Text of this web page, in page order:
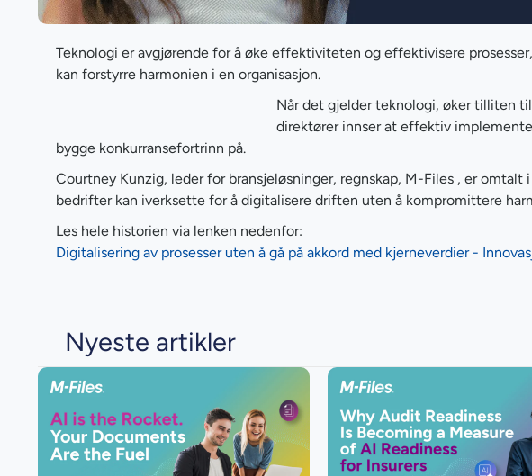
Teknologi er avgjørende for å øke effektiviteten og effektivisere
kan forstyrre harmonien i en organisasjon.
Når det gjelder teknologi, øker tilliten
direktører innser at effektiv
bygge konkurransefortrinn på.
Courtney Kunzig, leder for bransjeløsninger, regnskap, M-Files , er
bedrifter kan iverksette for å digitalisere driften uten å kompromittere
Les hele historien via lenken nedenfor:
Digitalisering av prosesser uten å gå på akkord med kjerneverdier -
Nyeste artikler